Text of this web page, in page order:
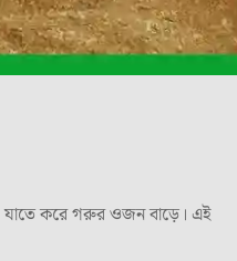
যাতে করে গরুর ওজন বাড়ে। এই